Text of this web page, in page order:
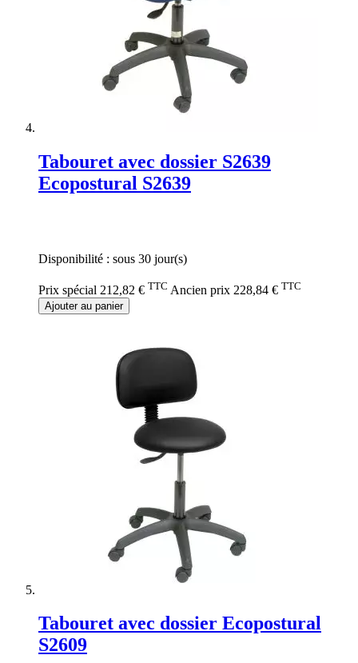
Tabouret avec dossier S2639
Ecopostural S2639
Disponibilité : sous 30 jour(s)
Prix spécial 212,82 € TTC Ancien prix 228,84 € TTC
Ajouter au panier
Tabouret avec dossier Ecopostural
S2609